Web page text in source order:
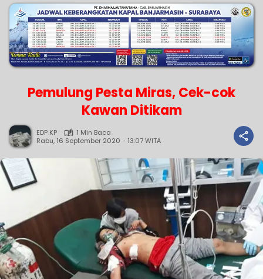
Pemulung Pesta Miras, Cek-cok
Kawan Ditikam
EDP KP
1 Min Baca
Rabu, 16 September 2020 - 13:07 WITA